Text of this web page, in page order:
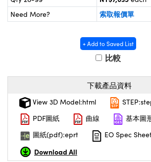
鏡
| 成像系統
Components | SCHOTT 光學
Need More?
索取報價單
+ Add to Saved List
比較
下載產品資料
View 3D Model:html
PDF圖紙
曲線
基本圖
圖紙(pdf):eprt
EO Spec
Download All